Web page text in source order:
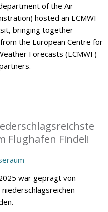
of the Air
hosted an ECMWF
bringing together
the European Centre for
Forecasts (ECMWF)
Flughafen Findel!
war geprägt von